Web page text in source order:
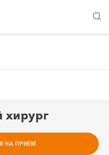
хирург
НА ПРИЁМ